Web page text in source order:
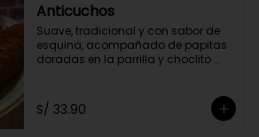
Anticuchos
Suave, tradicional y con sabor de
esquina, acompañado de papitas
doradas en la parrilla y choclito
S/ 33.90